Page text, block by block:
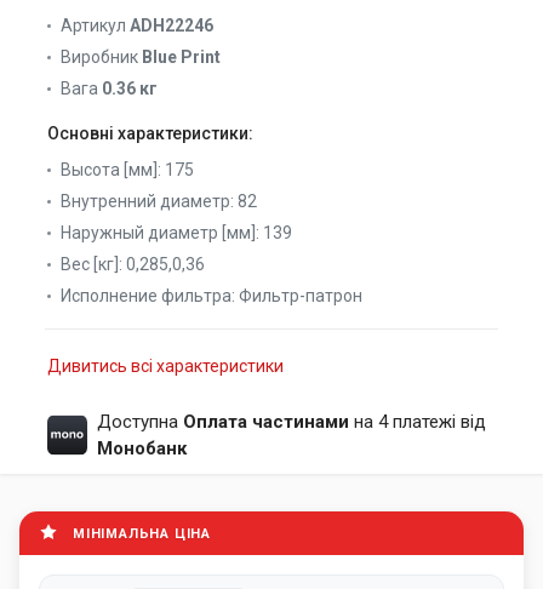
Артикул ADH22246
Виробник Blue Print
Вага 0.36 кг
Основні характеристики:
Высота [мм]: 175
Внутренний диаметр: 82
Наружный диаметр [мм]: 139
Вес [кг]: 0,285,0,36
Исполнение фильтра: Фильтр-патрон
Дивитись всі характеристики
Доступна Оплата частинами на 4 платежі від
Монобанк
МІНІМАЛЬНА ЦІНА